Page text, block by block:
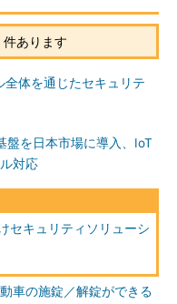
あります
全体を通じたセキュリテ
盤を日本市場に導入、IoT
対応
セキュリティソリューシ
車の施錠／解錠ができる